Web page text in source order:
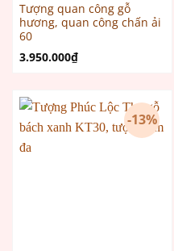
Tượng quan công gỗ
hương, quan công chấn ải
60
3.950.000₫
-13%